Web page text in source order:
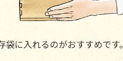
に入れるのがおすすめです。